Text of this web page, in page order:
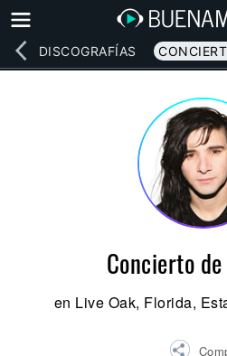
DISCOGRAFÍAS
Concierto
en Live Oak, Florida,